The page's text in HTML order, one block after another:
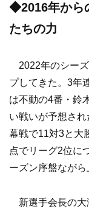
◆2016年から
たちの力
2022年のシーズ
プしてきた。3年
は不動の4番・鈴
い戦いが予想さ
幕戦で11対3と大
点でリーグ2位に
ーズン序盤ながら
新選手会長の大